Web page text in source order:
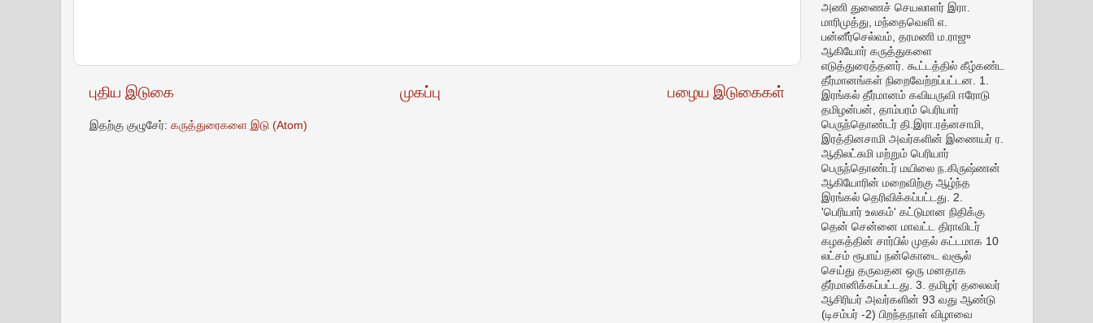
புதிய இடுகை பழைய இடுகைகள்
முகப்பு
இதற்கு குழுசேர்: கருத்துரைகளை இடு (Atom)
அணி துணைச் செயலாளர் இரா.
மாரிமுத்து, மந்தைவெளி எ.
பன்னீர்செல்வம், தரமணி ம.ராஜு
ஆகியோர் கருத்துகளை
எடுத்துரைத்தனர். கூட்டத்தில் கீழ்கண்ட
தீர்மானங்கள் நிறைவேற்றப்பட்டன. 1.
இரங்கல் தீர்மானம் கவியருவி ஈரோடு
தமிழன்பன், தாம்பரம் பெரியார்
பெருந்தொண்டர் தி.இரா.ரத்னசாமி,
இரத்தினசாமி அவர்களின் இணையர் ர.
ஆதிலட்சுமி மற்றும் பெரியார்
பெருந்தொண்டர் மயிலை ந.கிருஷ்ணன்
ஆகியோரின் மறைவிற்கு ஆழ்ந்த
இரங்கல் தெரிவிக்கப்பட்டது. 2.
'பெரியார் உலகம்' கட்டுமான நிதிக்கு
தென் சென்னை மாவட்ட திராவிடர்
கழகத்தின் சார்பில் முதல் கட்டமாக 10
லட்சம் ரூபாய் நன்கொடை வசூல்
செய்து தருவதன ஒரு மனதாக
தீர்மானிக்கப்பட்டது. 3. தமிழர் தலைவர்
ஆசிரியர் அவர்களின் 93 வது ஆண்டு
(டிசம்பர் -2) பிறந்தநாள் விழாவை